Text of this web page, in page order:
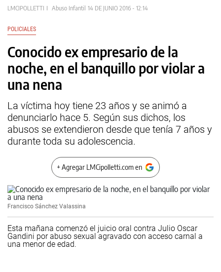
LMCIPOLLETTI Abuso Infantil 14 DE JUNIO 2016 - 12:14
POLICIALES
Conocido ex empresario de la
noche, en el banquillo por violar a
una nena
La víctima hoy tiene 23 años y se animó a
denunciarlo hace 5. Según sus dichos, los
abusos se extendieron desde que tenía 7 años y
durante toda su adolescencia.
+ Agregar LMCipolletti.com en
Francisco Sánchez Valassina
Esta mañana comenzó el juicio oral contra Julio Oscar
Gandini por abuso sexual agravado con acceso carnal a
una menor de edad.